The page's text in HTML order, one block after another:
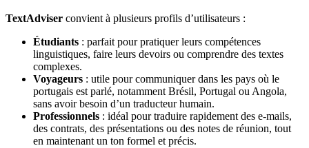
TextAdviser convient à plusieurs profils d’utilisateurs :
Étudiants : parfait pour pratiquer leurs compétences
linguistiques, faire leurs devoirs ou comprendre des textes
complexes.
Voyageurs : utile pour communiquer dans les pays où le
portugais est parlé, notamment Brésil, Portugal ou Angola,
sans avoir besoin d’un traducteur humain.
Professionnels : idéal pour traduire rapidement des e-mails,
des contrats, des présentations ou des notes de réunion, tout
en maintenant un ton formel et précis.